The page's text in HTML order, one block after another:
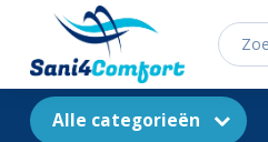
Alle categorieën